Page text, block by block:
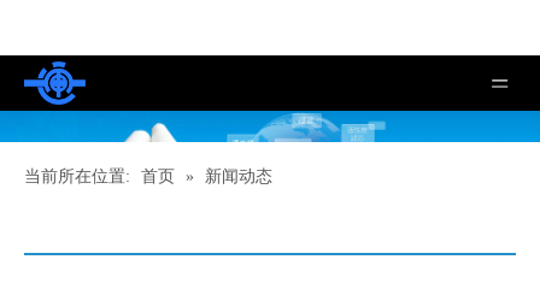
当前所在位置: 首页 » 新闻动态